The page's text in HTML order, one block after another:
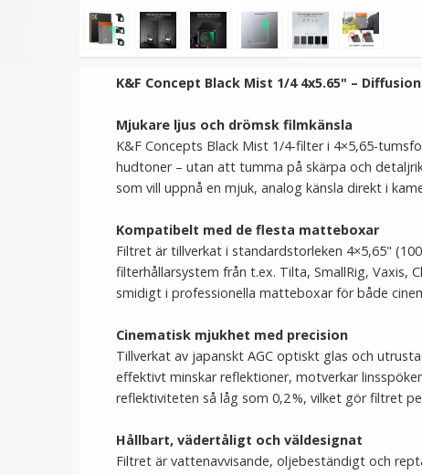
K&F Concept Black Mist 1/4 4x5.65" –
Mjukare ljus och drömsk filmkänsla
K&F Concepts Black Mist 1/4-filter i 4×5,65-
hudtoner – utan att tumma på skärpa och
som vill uppnå en mjuk, analog känsla direkt i
Kompatibelt med de flesta matteboxar
Filtret är tillverkat i standardstorleken 4×5,65"
filterhållarsystem från t.ex. Tilta, SmallRig, Vaxis,
smidigt i professionella matteboxar för både
Cinematisk mjukhet med precision
Tillverkat av japanskt AGC optiskt glas och
effektivt minskar reflektioner, motverkar
reflektiviteten så låg som 0,2 %, vilket gör filtret
Hållbart, vädertåligt och väldesignat
Filtret är vattenavvisande, oljebeständigt och